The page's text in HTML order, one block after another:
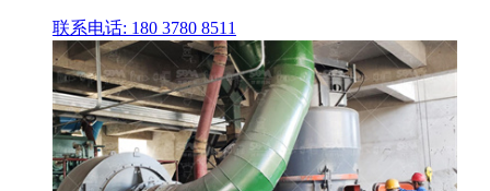
联系电话: 180 3780 8511